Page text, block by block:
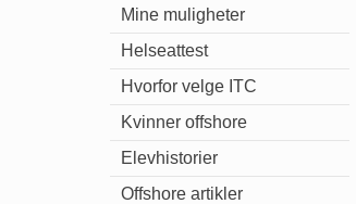
Mine muligheter
Helseattest
Hvorfor velge ITC
Kvinner offshore
Elevhistorier
Offshore artikler